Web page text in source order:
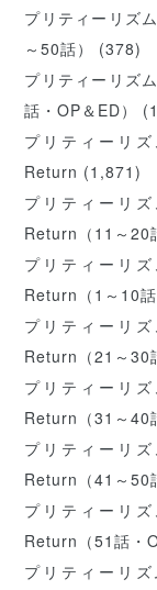
プリティーリズ
～50話）
(378)
プリティーリズ
話・OP＆ED）
プリティーリ
Return (1,871)
プリティーリ
Return（11～20
プリティーリ
Return（1～10話
プリティーリ
Return（21～30
プリティーリ
Return（31～40
プリティーリ
Return（41～50
プリティーリ
Return（51話・
プリティーリ